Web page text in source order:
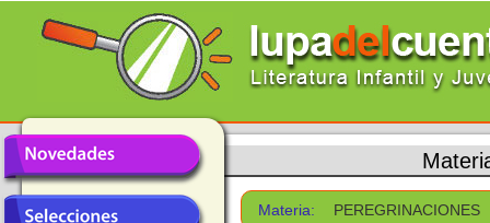
Materia: PEREGRINACIONES